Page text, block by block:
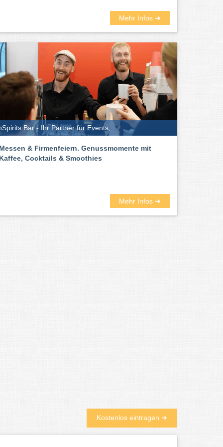
Mehr Infos ➜
Bar - Ihr Partner für Events,
& Firmenfeiern. Genussmomente mit
Cocktails & Smoothies
Mehr Infos ➜
Kostenlos eintragen ➜